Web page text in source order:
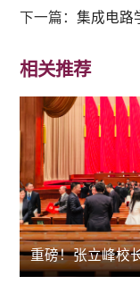
下一篇：集成电路
相关推荐